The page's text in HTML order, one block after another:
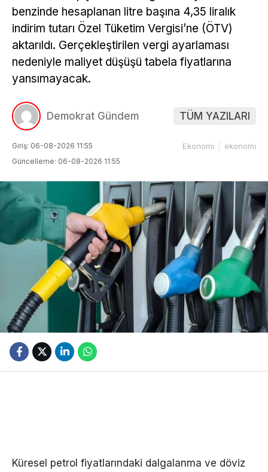
benzinde hesaplanan litre başına 4,35 liralık
indirim tutarı Özel Tüketim Vergisi’ne (ÖTV)
aktarıldı. Gerçekleştirilen vergi ayarlaması
nedeniyle maliyet düşüşü tabela fiyatlarına
yansımayacak.
Demokrat Gündem TÜM YAZILARI
Giriş: 06-08-2026 11:55
Güncelleme: 06-08-2026 11:55
Ekonomi ekonomi
Küresel petrol fiyatlarındaki dalgalanma ve döviz